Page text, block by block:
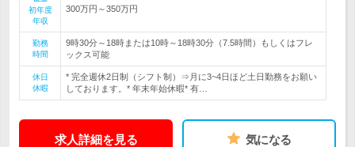
初年度
年収
300万円～350万円
勤務
時間
9時30分～18時または10時～18時30分（7.5時間）もしくはフレ
ックス可能
休日
休暇
* 完全週休2日制（シフト制）⇒月に3~4日ほど土日勤務をお願い
しております。* 年末年始休暇* 有…
求人詳細を見る 気になる